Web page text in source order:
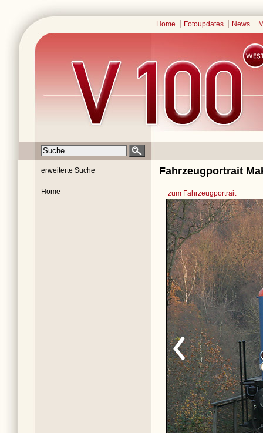
Home Fotoupdates News
erweiterte Suche
Home
Fahrzeugportrait
zum Fahrzeugportrait